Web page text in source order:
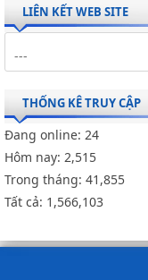
LIÊN KẾT WEB SITE
THỐNG KÊ TRUY CẬP
Đang online: 24
Hôm nay: 2,515
Trong tháng: 41,855
Tất cả: 1,566,103